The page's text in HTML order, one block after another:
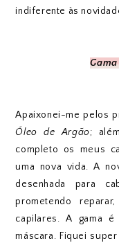
indiferente às
Apaixonei-me pelos
Óleo de Argão;
completo os meus
uma nova vida. A
desenhada para
prometendo
capilares. A gama
máscara. Fiquei